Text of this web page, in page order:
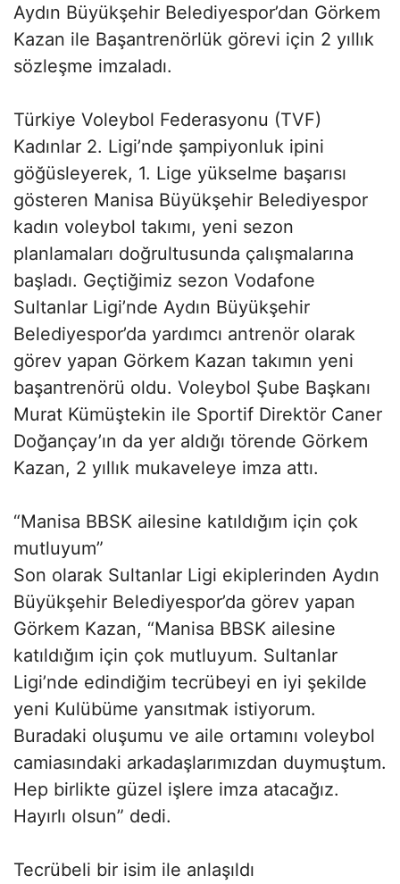
Aydın Büyükşehir Belediyespor’dan Görkem
Kazan ile Başantrenörlük görevi için 2 yıllık
sözleşme imzaladı.
Türkiye Voleybol Federasyonu (TVF)
Kadınlar 2. Ligi’nde şampiyonluk ipini
göğüsleyerek, 1. Lige yükselme başarısı
gösteren Manisa Büyükşehir Belediyespor
kadın voleybol takımı, yeni sezon
planlamaları doğrultusunda çalışmalarına
başladı. Geçtiğimiz sezon Vodafone
Sultanlar Ligi’nde Aydın Büyükşehir
Belediyespor’da yardımcı antrenör olarak
görev yapan Görkem Kazan takımın yeni
başantrenörü oldu. Voleybol Şube Başkanı
Murat Kümüştekin ile Sportif Direktör Caner
Doğançay’ın da yer aldığı törende Görkem
Kazan, 2 yıllık mukaveleye imza attı.
“Manisa BBSK ailesine katıldığım için çok
mutluyum”
Son olarak Sultanlar Ligi ekiplerinden Aydın
Büyükşehir Belediyespor’da görev yapan
Görkem Kazan, “Manisa BBSK ailesine
katıldığım için çok mutluyum. Sultanlar
Ligi’nde edindiğim tecrübeyi en iyi şekilde
yeni Kulübüme yansıtmak istiyorum.
Buradaki oluşumu ve aile ortamını voleybol
camiasındaki arkadaşlarımızdan duymuştum.
Hep birlikte güzel işlere imza atacağız.
Hayırlı olsun” dedi.
Tecrübeli bir isim ile anlaşıldı